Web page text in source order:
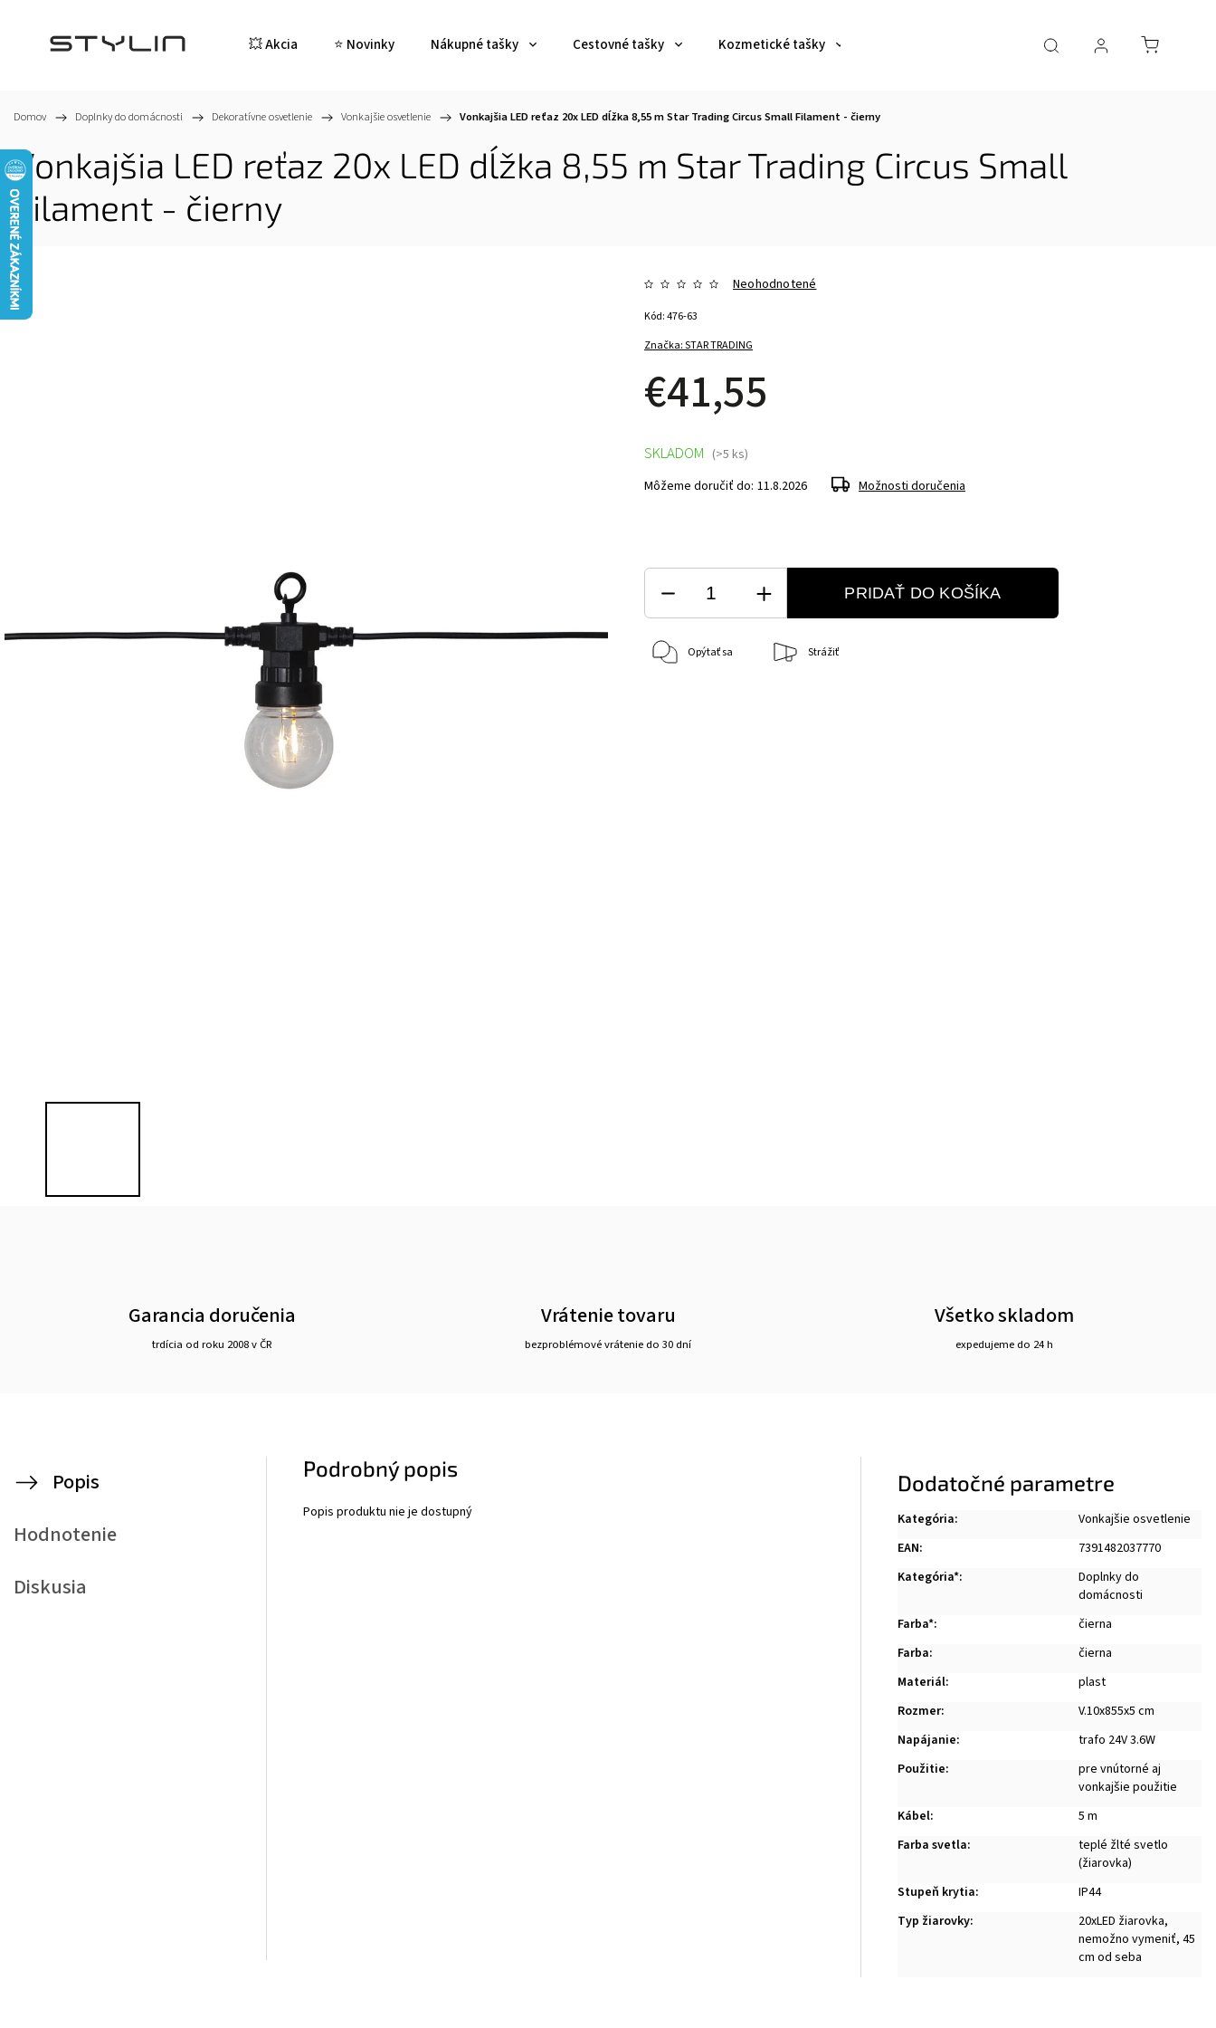
💥 Akcia ⭐ Novinky Nákupné tašky Cestovné tašky Kozmetické tašky Dáždniky a poncha Pre deti
Domov / Doplnky do domácnosti / Dekoratívne osvetlenie / Vonkajšie osvetlenie / Vonkajšia LED reťaz 20x LED dĺžka 8,55 m Star Trading Circus Small Filament - čierny
Vonkajšia LED reťaz 20x LED dĺžka 8,55 m Star Trading Circus Small
Filament - čierny
Značka:STAR TRADING
Neohodnotené
€41,55
Kód:476-63
SKLADOM (>5 ks)
Môžeme doručiť do: 11.8.2026 Možnosti doručenia
PRIDAŤ DO KOŠÍKA
Opýtať sa Strážiť
Garancia doručenia
trdícia od roku 2008 v ČR
Vrátenie tovaru
bezproblémové vrátenie do 30 dní
Všetko skladom
expedujeme do 24 h
Popis
Hodnotenie
Diskusia
Podrobný popis
Popis produktu nie je dostupný
Dodatočné parametre
Kategória:
Vonkajšie osvetlenie
EAN:
7391482037770
Kategória*:
Doplnky do
domácnosti
Farba*:
čierna
Farba:
čierna
Materiál:
plast
Rozmer:
V.10x855x5 cm
Napájanie:
trafo 24V 3.6W
Použitie:
pre vnútorné aj
vonkajšie použitie
Kábel:
5 m
Farba svetla:
teplé žlté svetlo
(žiarovka)
Stupeň krytia:
IP44
Typ žiarovky:
20xLED žiarovka,
nemožno vymeniť, 45
cm od seba